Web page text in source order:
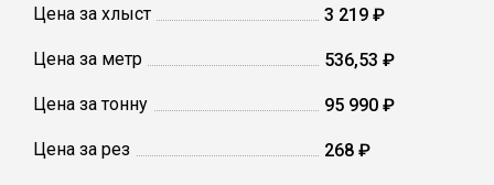
Электроды
Цена за хлыст 3 219 ₽
Цена за метр 536,53 ₽
Цена за тонну 95 990 ₽
Цена за рез 268 ₽